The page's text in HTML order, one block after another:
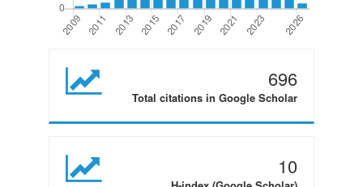
696
Total citations in Google Scholar
10